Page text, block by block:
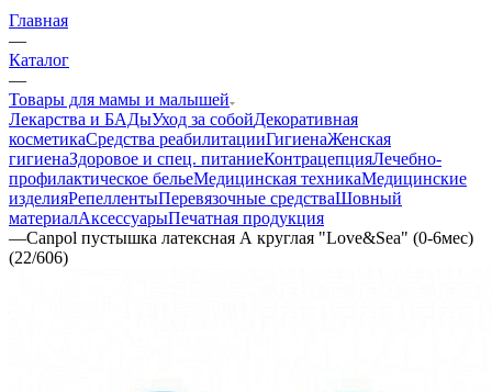
Главная
—
Каталог
—
Товары для мамы и малышей
Лекарства и БАДыУход за собойДекоративная
косметикаСредства реабилитацииГигиенаЖенская
гигиенаЗдоровое и спец. питаниеКонтрацепцияЛечебно-
профилактическое бельеМедицинская техникаМедицинские
изделияРепеллентыПеревязочные средстваШовный
материалАксессуарыПечатная продукция
—Canpol пустышка латексная А круглая "Love&Sea" (0-6мес)
(22/606)